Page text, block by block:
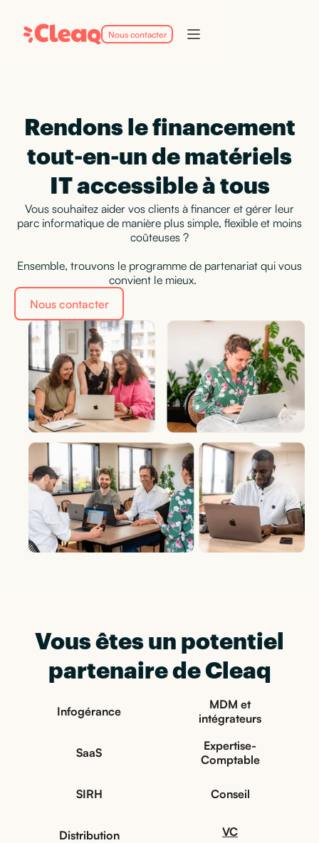
Nous contacter
Rendons le financement
tout-en-un de matériels
IT accessible à tous
Vous souhaitez aider vos clients à financer et gérer leur
parc informatique de manière plus simple, flexible et moins
coûteuses ?
Ensemble, trouvons le programme de partenariat qui vous
convient le mieux.
Nous contacter
Vous êtes un potentiel
partenaire de Cleaq
Infogérance
MDM et
intégrateurs
SaaS
Expertise-
Comptable
SIRH Conseil
Distribution VC